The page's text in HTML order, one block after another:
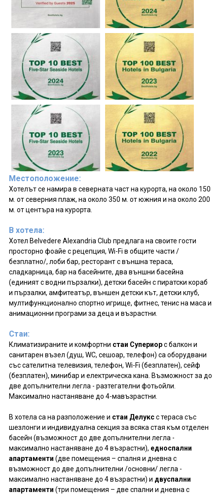
Местоположение:
Хотелът се намира в северната част на курорта, на около 150
м. от северния плаж, на около 350 м. от южния и на около 200
м. от центъра на курорта.
В хотела:
Хотел Belvedere Alexandria Club предлага на своите гости
просторно фоайе с рецепция, Wi-Fi в общите части /
безплатно/, лоби бар, ресторант с външна тераса,
сладкарница, бар на басейните, два външни басейна
(единият с водни пързалки), детски басейн с пиратски кораб
и пързалки, амфитеатър, външен детски кът, детски клуб,
мултифункционално спортно игрище, фитнес, тенис на маса и
анимационни програми за деца и възрастни.
Стаи:
Климатизираните и комфортни стаи Супериорс балкон и
санитарен възел (душ, WC, сешоар, телефон) са оборудвани
със сателитна телевизия, телефон, Wi-Fi (безплатен), сейф
(безплатен), минибар и електрическа кана. Възможност за до
две допълнителни легла - разтегателни фотьойли.
Максимално настаняване до 4-мавъзрастни.
В хотела са на разположение и стаи Делуксс тераса със
шезлонги и индивидуална секция за всяка стая към отделен
басейн (възможност до две допълнителни легла -
максимално настаняване до 4 възрастни), едноспални
апартаменти (две помещения – спалня и дневна с
възможност до две допълнителни /основни/ легла -
максимално настаняване до 4 възрастни) и двуспални
апартаменти (три помещения – две спални и дневна с